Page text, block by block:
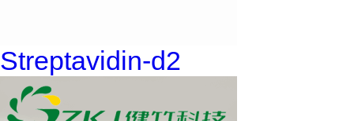
Streptavidin-d2